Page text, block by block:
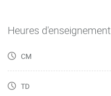
Heures d'enseignement
CM
TD